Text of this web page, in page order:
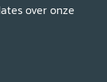
over onze